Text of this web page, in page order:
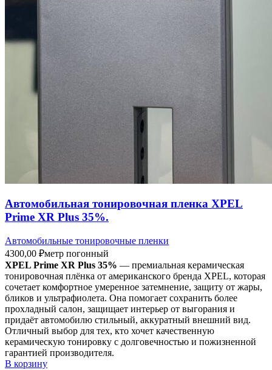
Автомобильная тонировочная пленка XPEL
Prime XR Plus 35%.
Автомобильные тонировочные пленки
4300,00 ₽метр погонный
XPEL Prime XR Plus 35% — премиальная керамическая
тонировочная плёнка от американского бренда XPEL, которая
сочетает комфортное умеренное затемнение, защиту от жары,
бликов и ультрафиолета. Она помогает сохранить более
прохладный салон, защищает интерьер от выгорания и
придаёт автомобилю стильный, аккуратный внешний вид.
Отличный выбор для тех, кто хочет качественную
керамическую тонировку с долговечностью и пожизненной
гарантией производителя.
В корзину